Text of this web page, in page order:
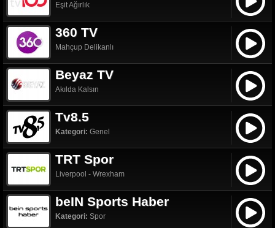
Eşit Ağırlık
360 TV
Mahçup Delikanlı
Beyaz TV
Akılda Kalsın
Tv8.5
Kategori: Genel
TRT Spor
Liverpool - Wrexham
beIN Sports Haber
Kategori: Spor